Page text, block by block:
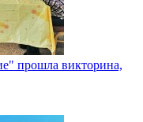
прошла викторина,